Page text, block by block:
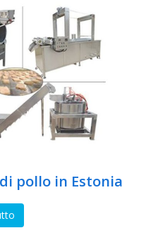
pollo in Estonia